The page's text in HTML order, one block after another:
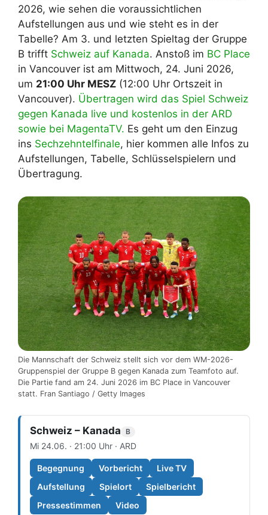
2026, wie sehen die voraussichtlichen
Aufstellungen aus und wie steht es in der
Tabelle? Am 3. und letzten Spieltag der Gruppe
B trifft Schweiz auf Kanada. Anstoß im BC Place
in Vancouver ist am Mittwoch, 24. Juni 2026,
um 21:00 Uhr MESZ (12:00 Uhr Ortszeit in
Vancouver). Übertragen wird das Spiel Schweiz
gegen Kanada live und kostenlos in der ARD
sowie bei MagentaTV. Es geht um den Einzug
ins Sechzehntelfinale, hier kommen alle Infos zu
Aufstellungen, Tabelle, Schlüsselspielern und
Übertragung.
Die Mannschaft der Schweiz stellt sich vor dem WM-2026-
Gruppenspiel der Gruppe B gegen Kanada zum Teamfoto auf.
Die Partie fand am 24. Juni 2026 im BC Place in Vancouver
statt. Fran Santiago / Getty Images
Schweiz – Kanada B
Mi 24.06. · 21:00 Uhr · ARD
Begegnung Vorbericht
Live TV
Aufstellung
Spielort
Spielbericht
Pressestimmen
Video